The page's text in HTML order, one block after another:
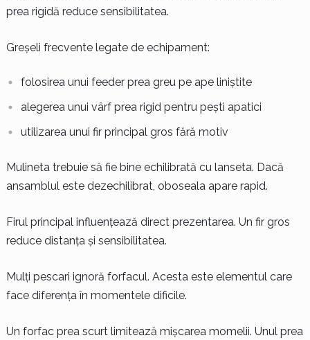
prea rigidă reduce sensibilitatea.
Greșeli frecvente legate de echipament:
folosirea unui feeder prea greu pe ape liniștite
alegerea unui vârf prea rigid pentru pești apatici
utilizarea unui fir principal gros fără motiv
Mulineta trebuie să fie bine echilibrată cu lanseta. Dacă
ansamblul este dezechilibrat, oboseala apare rapid.
Firul principal influențează direct prezentarea. Un fir gros
reduce distanța și sensibilitatea.
Mulți pescari ignoră forfacul. Acesta este elementul care
face diferența în momentele dificile.
Un forfac prea scurt limitează mișcarea momelii. Unul prea